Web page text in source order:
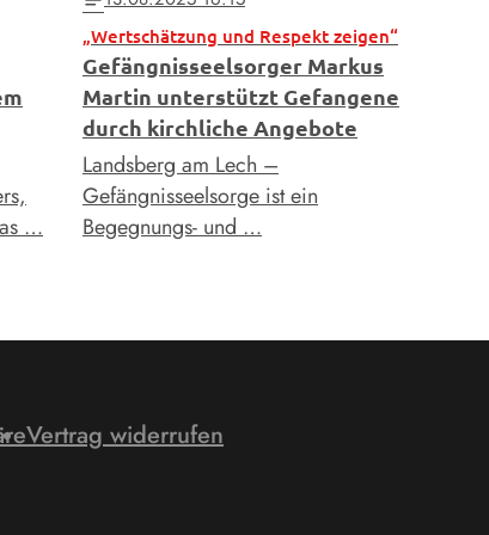
…
„Wertschätzung und Respekt zeigen“
Gefängnisseelsorger Markus
Martin unterstützt Gefangene
durch kirchliche Angebote
Landsberg am Lech –
Gefängnisseelsorge ist ein
Begegnungs- und …
Vertrag widerrufen